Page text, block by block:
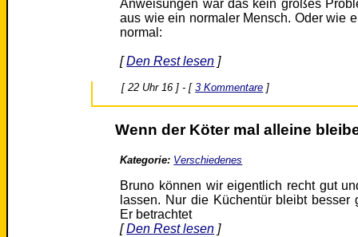
Anweisungen war das kein großes
aus wie ein normaler Mensch. Oder wie
normal:
[Den Rest lesen ]
[ 22 Uhr 16 ] - [3 Kommentare ]
Wenn der Köter mal alleine
Kategorie: Verschiedenes
Bruno können wir eigentlich recht gut
lassen. Nur die Küchentür bleibt
Er betrachtet
[Den Rest lesen ]